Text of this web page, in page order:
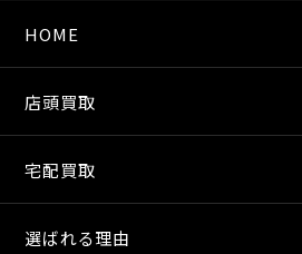
HOME
店頭買取
宅配買取
選ばれる理由